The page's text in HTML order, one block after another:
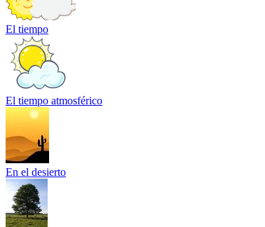
El tiempo
El tiempo atmosférico
En el desierto